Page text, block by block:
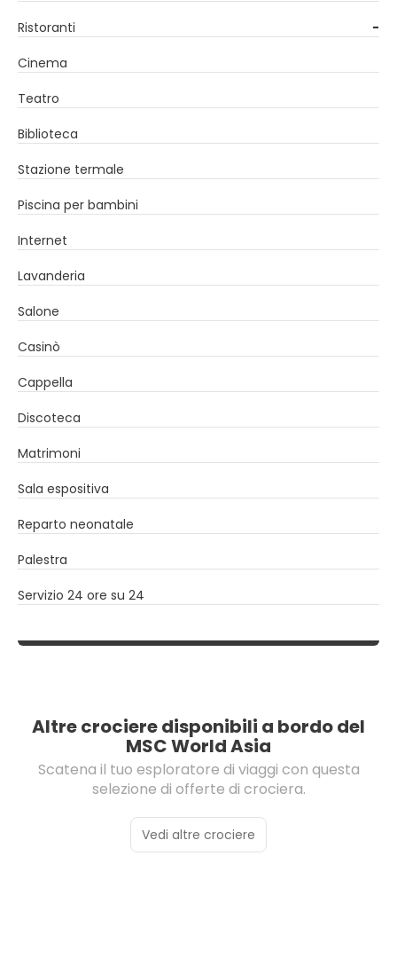
Ristoranti
-
Cinema
Teatro
Biblioteca
Stazione termale
Piscina per bambini
Internet
Lavanderia
Salone
Casinò
Cappella
Discoteca
Matrimoni
Sala espositiva
Reparto neonatale
Palestra
Servizio 24 ore su 24
Altre crociere disponibili a bordo del
MSC World Asia
Scatena il tuo esploratore di viaggi con questa
selezione di offerte di crociera.
Vedi altre crociere